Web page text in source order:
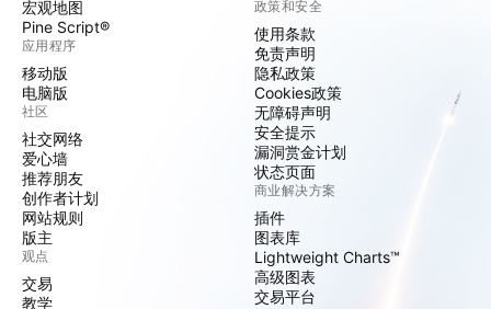
宏观地图
Pine Script®
应用程序
移动版
电脑版
社区
社交网络
爱心墙
推荐朋友
创作者计划
网站规则
版主
观点
交易
教学
政策和安全
使用条款
免责声明
隐私政策
Cookies政策
无障碍声明
安全提示
漏洞赏金计划
状态页面
商业解决方案
插件
图表库
Lightweight Charts™
高级图表
交易平台